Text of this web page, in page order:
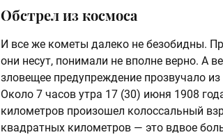
Обстрел из космоса
И все же кометы далеко не безобидны.
они несут, понимали не вполне верно. А
зловещее предупреждение прозвучало
Около 7 часов утра 17 (30) июня 1908
километров произошел колоссальный
квадратных километров — это вдвое